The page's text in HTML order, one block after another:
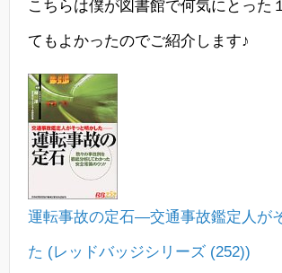
こちらは僕が図書館で何気にとった
てもよかったのでご紹介します♪
運転事故の定石―交通事故鑑定人が
た (レッドバッジシリーズ (252))